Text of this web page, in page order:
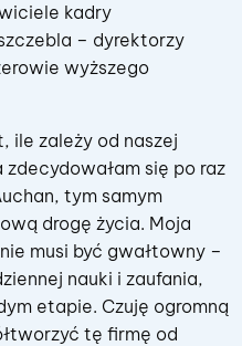
kadry
– dyrektorzy
wyższego
ile zależy od naszej
się po raz
tym samym
drogę życia. Moja
musi być gwałtowny –
nauki i zaufania,
etapie. Czuję ogromną
tę firmę od